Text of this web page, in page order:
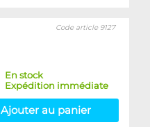
Code article 9127
En stock
Expédition immédiate
Ajouter au panier